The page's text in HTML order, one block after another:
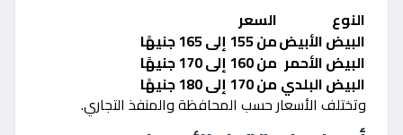
النوع
السعر
البيض الأبيضمن 155 إلى 165 جنيهًا
البيض الأحمر من 160 إلى 170 جنيهًا
البيض البلدي من 170 إلى 180 جنيهًا
وتختلف الأسعار حسب المحافظة والمنفذ التجاري.